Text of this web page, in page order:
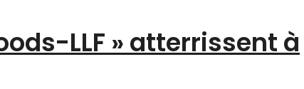
LLF » atterrissent à